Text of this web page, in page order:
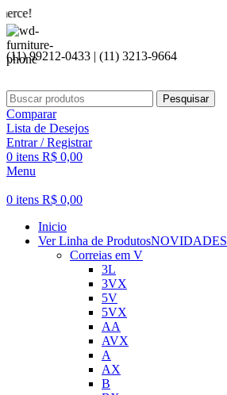
(11) 99212-0433 | (11) 3213-9664
Pesquisar
Comparar
Lista de Desejos
Entrar / Registrar
0 itens R$ 0,00
Menu
0 itens R$ 0,00
Inicio
Ver Linha de ProdutosNOVIDADES
Correias em V
3L
3VX
5V
5VX
AA
AVX
A
AX
B